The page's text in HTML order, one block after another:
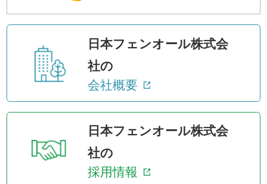
日本フェンオール株式会
社の
会社概要
日本フェンオール株式会
社の
採用情報